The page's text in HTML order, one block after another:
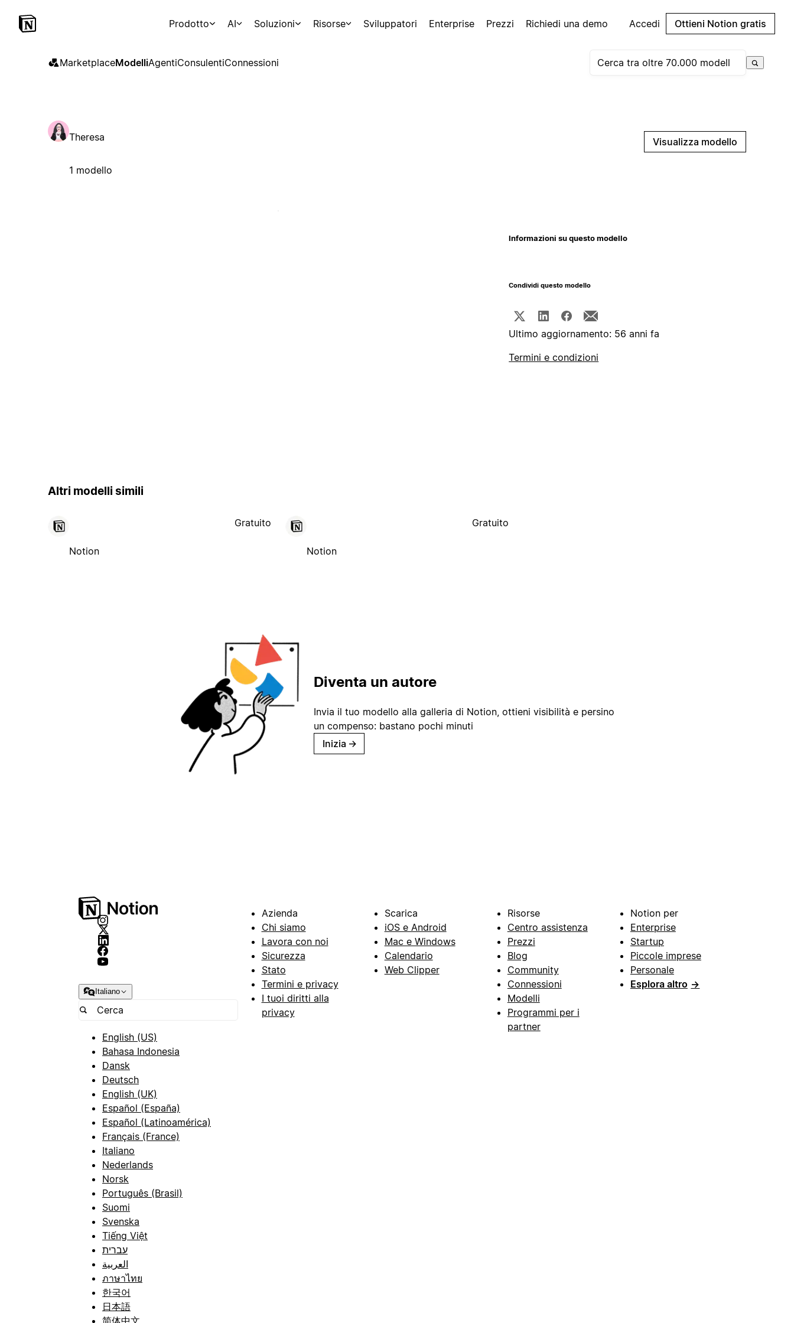
Prodotto AI Soluzioni Risorse Sviluppatori Enterprise Prezzi Richiedi una demo Accedi Ottieni Notion gratis
MarketplaceModelliAgentiConsulentiConnessioni
Theresa
1 modello
Visualizza modello
Informazioni su questo modello
Condividi questo modello
Ultimo aggiornamento: 56 anni fa
Termini e condizioni
Altri modelli simili
Notion
Gratuito
Notion
Gratuito
Diventa un autore
Invia il tuo modello alla galleria di Notion, ottieni visibilità e persino
un compenso: bastano pochi minuti
Inizia →
Italiano
English (US)
Bahasa Indonesia
Dansk
Deutsch
English (UK)
Español (España)
Español (Latinoamérica)
Français (France)
Italiano
Nederlands
Norsk
Português (Brasil)
Suomi
Svenska
Tiếng Việt
עברית
العربية
ภาษาไทย
한국어
日本語
Azienda
Chi siamo
Lavora con noi
Sicurezza
Stato
Termini e privacy
I tuoi diritti alla
privacy
Scarica
iOS e Android
Mac e Windows
Calendario
Web Clipper
Risorse
Centro assistenza
Prezzi
Blog
Community
Connessioni
Modelli
Programmi per i
partner
Notion per
Enterprise
Startup
Piccole imprese
Personale
Esplora altro →